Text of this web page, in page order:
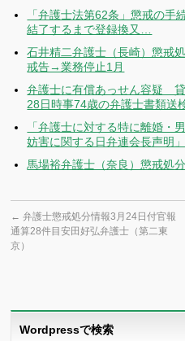
「弁護士法第62条」懲戒の手
結了するまで登録換又…
石井精二弁護士（長崎）懲
戒告→業務停止1月
弁護士に有償あっせん容疑
28日時事74歳の弁護士書類送
「弁護士に対する特に離婚・
妨害に関する日弁連会長声明
馬場裕弁護士（奈良）懲戒処
← 弁護士懲戒処分情報3月24日付官報
通算28件目安田好弘弁護士（第二東
京）
Wordpressで検索